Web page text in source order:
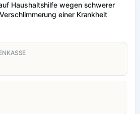
Haushaltshilfe wegen schwerer
einer Krankheit